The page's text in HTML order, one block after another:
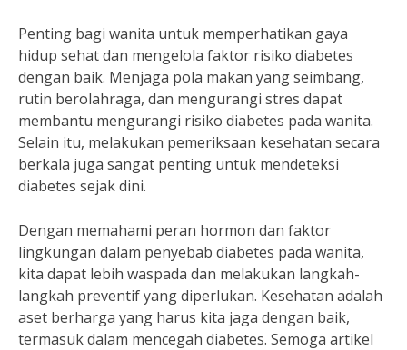
Penting bagi wanita untuk memperhatikan gaya
hidup sehat dan mengelola faktor risiko diabetes
dengan baik. Menjaga pola makan yang seimbang,
rutin berolahraga, dan mengurangi stres dapat
membantu mengurangi risiko diabetes pada wanita.
Selain itu, melakukan pemeriksaan kesehatan secara
berkala juga sangat penting untuk mendeteksi
diabetes sejak dini.
Dengan memahami peran hormon dan faktor
lingkungan dalam penyebab diabetes pada wanita,
kita dapat lebih waspada dan melakukan langkah-
langkah preventif yang diperlukan. Kesehatan adalah
aset berharga yang harus kita jaga dengan baik,
termasuk dalam mencegah diabetes. Semoga artikel